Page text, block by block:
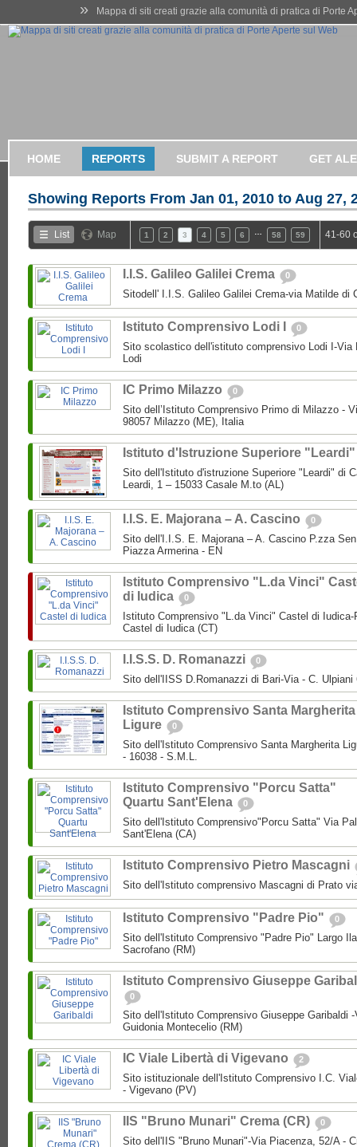
» Mappa di siti creati grazie alla comunità di pratica di Porte
HOME REPORTS SUBMIT A REPORT GET
Showing Reports From Jan 01, 2010 to Aug 27,
List Map 1 2 3 4 5 6 58 59 41-60
I.I.S. Galileo Galilei Crema 0
Sitodell' I.I.S. Galileo Galilei Crema-via Matilde di
Istituto Comprensivo Lodi I 0
Sito scolastico dell'istituto comprensivo Lodi I-Via
Lodi
IC Primo Milazzo 0
Sito dell’Istituto Comprensivo Primo di Milazzo -
98057 Milazzo (ME), Italia
Istituto d'Istruzione Superiore
Sito dell'Istituto d'istruzione Superiore "Leardi" di
Leardi, 1 – 15033 Casale M.to (AL)
I.I.S. E. Majorana – A. Cascino 0
Sito dell'I.I.S. E. Majorana – A. Cascino P.zza
Piazza Armerina - EN
Istituto Comprensivo "L.da Vinci"
di Iudica
0
Istituto Comprensivo "L.da Vinci" Castel di
Castel di Iudica (CT)
I.I.S.S. D. Romanazzi 0
Sito dell'IISS D.Romanazzi di Bari-Via - C. Ulpiani
Istituto Comprensivo Santa Margherita
Ligure
0
Sito dell'Istituto Comprensivo Santa Margherita
- 16038 - S.M.L.
Istituto Comprensivo "Porcu Satta"
Quartu Sant'Elena
0
Sito dell'Istituto Comprensivo"Porcu Satta" Via
Sant'Elena (CA)
Istituto Comprensivo Pietro Mascagni
Sito dell'Istituto comprensivo Mascagni di Prato
Istituto Comprensivo "Padre Pio" 0
Sito dell'Istituto Comprensivo "Padre Pio" Largo
Sacrofano (RM)
Istituto Comprensivo Giuseppe
0
Sito dell'Istituto Comprensivo Giuseppe Garibaldi
Guidonia Montecelio (RM)
IC Viale Libertà di Vigevano 2
Sito istituzionale dell'Istituto Comprensivo I.C.
- Vigevano (PV)
IIS "Bruno Munari" Crema (CR) 0
Sito dell'IIS "Bruno Munari"-Via Piacenza, 52/A -